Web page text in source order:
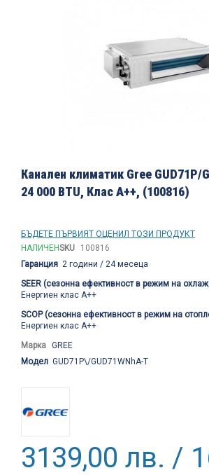
към
на
снимки
Канален климатик Gree GUD71P/
24 000 BTU, Клас A++, (100816)
БЪДЕТЕ ПЪРВИЯТ ОЦЕНИЛ ТОЗИ ПРОДУКТ
НАЛИЧЕНSKU
100816
Гаранция 2 години / 24 месеца
SEER (сезонна ефективност в режим на
Енергиен клас A++
SCOP (сезонна ефективност в режим на
Енергиен клас А++
Марка GREE
Модел GUD71P\/GUD71WNhA-T
3139,00 лв. /